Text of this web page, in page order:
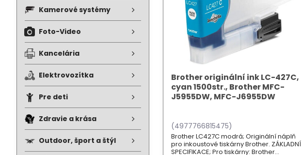
Brother originální ink LC-427C,
cyan 1500str., Brother MFC-
J5955DW, MFC-J6955DW
(4977766815475)
Brother LC427C modrá; Originální náplň
pro inkoustové tiskárny Brother. ZÁKLADNÍ
SPECIFIKACE; Pro tiskárny: Brother
Kamerové systémy
Foto-Video
Kancelária
Elektrovozítka
Pre deti
Zdravie a krása
Outdoor, šport a štýl